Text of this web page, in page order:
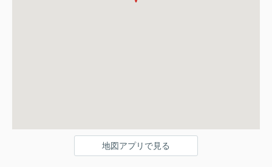
地図アプリで見る